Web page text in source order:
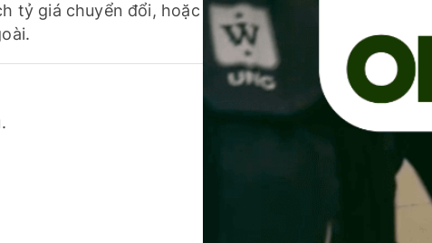
tỷ giá chuyển đổi, hoặc